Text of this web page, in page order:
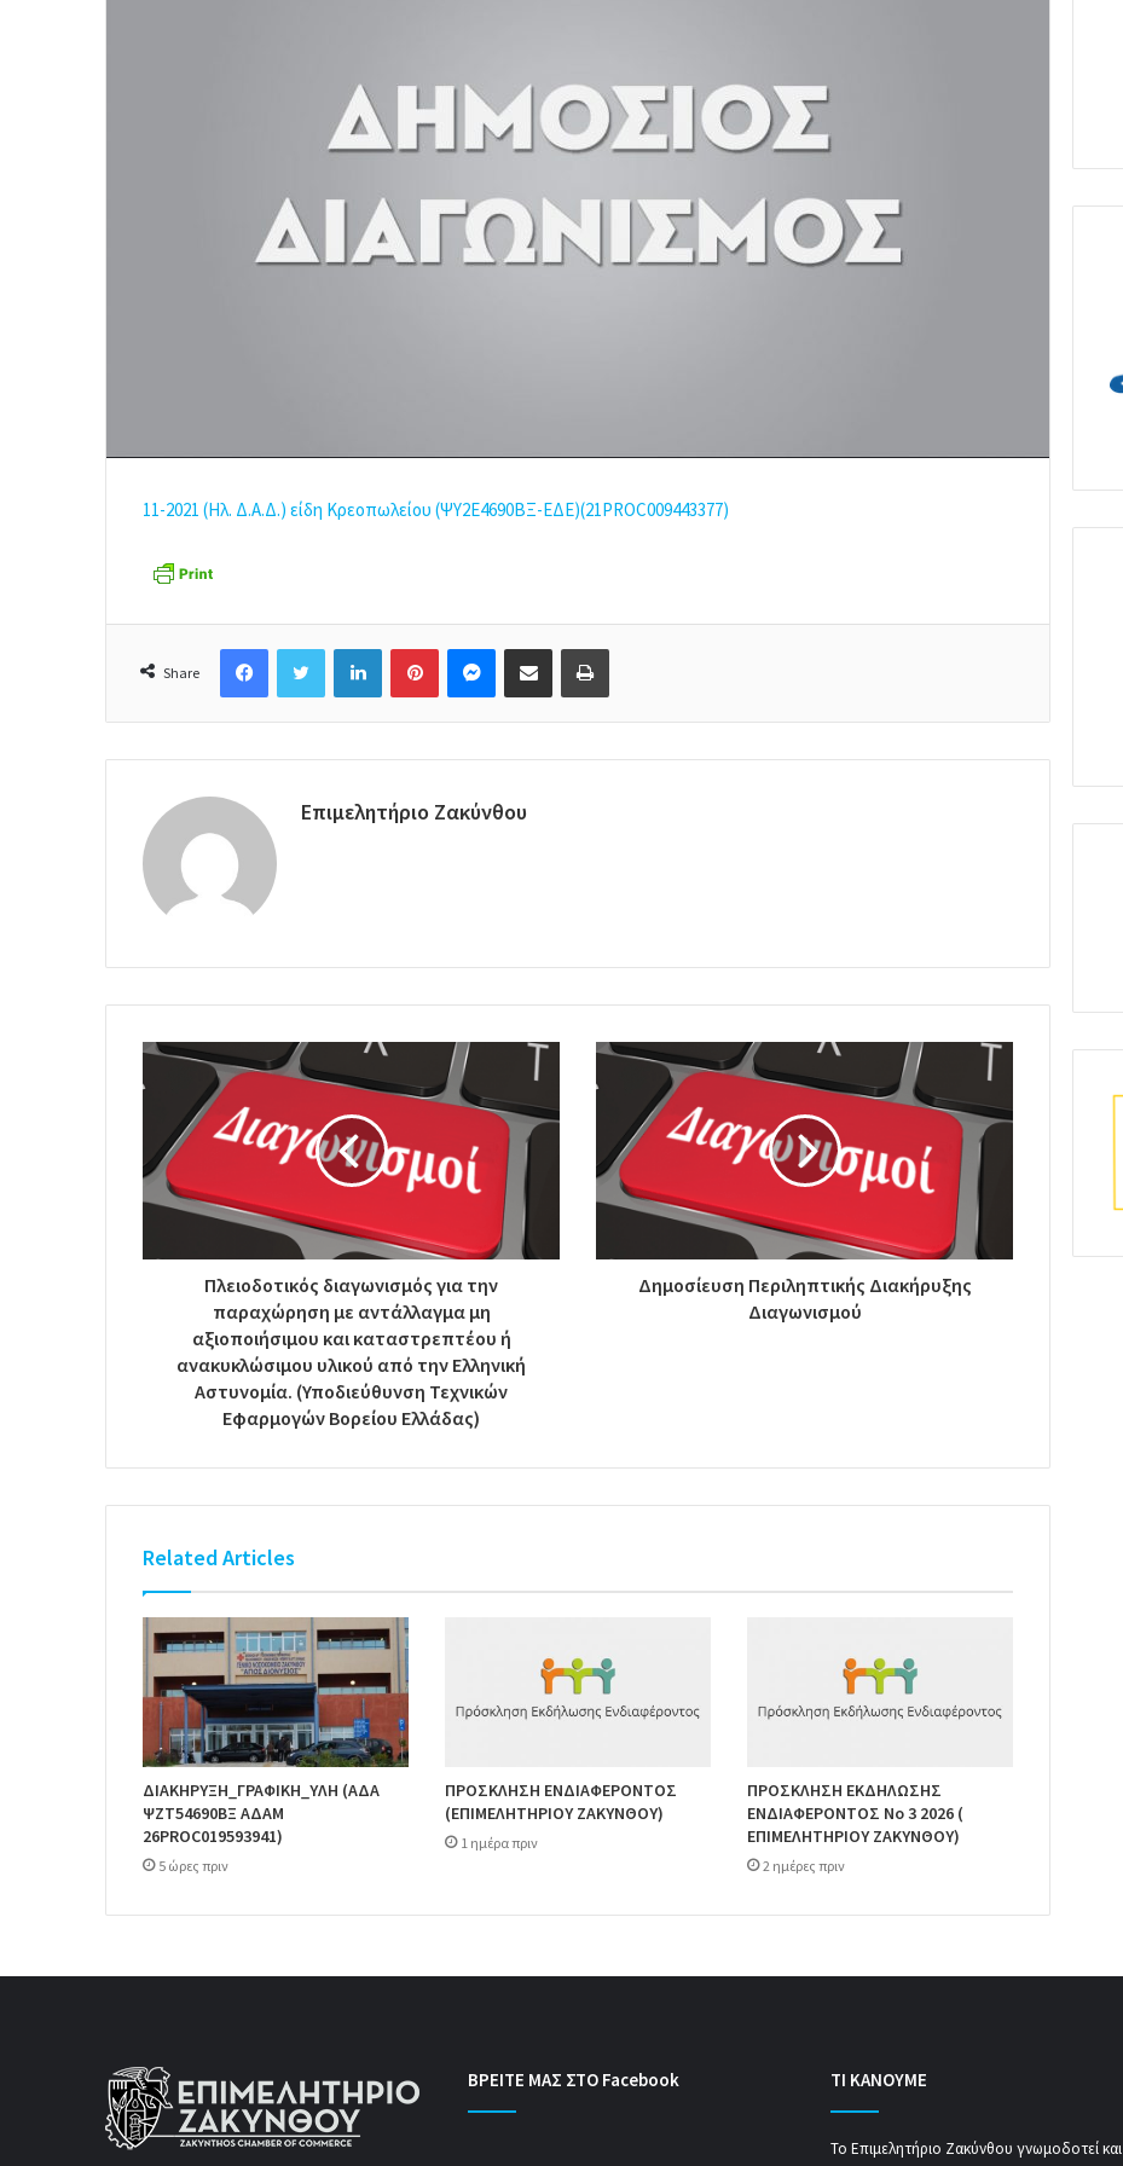
11-2021 (Ηλ. Δ.Α.Δ.) είδη Κρεοπωλείου (ΨΥ2Ε4690ΒΞ-ΕΔΕ)(21PROC009443377)
Share
Επιμελητήριο Ζακύνθου
Πλειοδοτικός διαγωνισμός για την
παραχώρηση με αντάλλαγμα μη
αξιοποιήσιμου και καταστρεπτέου ή
ανακυκλώσιμου υλικού από την Ελληνική
Αστυνομία. (Υποδιεύθυνση Τεχνικών
Εφαρμογών Βορείου Ελλάδας)
Δημοσίευση Περιληπτικής Διακήρυξης
Διαγωνισμού
Related Articles
ΔΙΑΚΗΡΥΞΗ_ΓΡΑΦΙΚΗ_ΥΛΗ (ΑΔΑ
ΨΖΤ54690ΒΞ ΑΔΑΜ
26PROC019593941)
5 ώρες πριν
ΠΡΟΣΚΛΗΣΗ ΕΝΔΙΑΦΕΡΟΝΤΟΣ
(ΕΠΙΜΕΛΗΤΗΡΙΟΥ ΖΑΚΥΝΘΟΥ)
1 ημέρα πριν
ΠΡΟΣΚΛΗΣΗ ΕΚΔΗΛΩΣΗΣ
ΕΝΔΙΑΦΕΡΟΝΤΟΣ Νο 3 2026 (
ΕΠΙΜΕΛΗΤΗΡΙΟΥ ΖΑΚΥΝΘΟΥ)
2 ημέρες πριν
ΒΡΕΙΤΕ ΜΑΣ ΣΤΟ Facebook ΤΙ ΚΑΝΟΥΜΕ
Το Επιμελητήριο Ζακύνθου γνωμοδοτεί και